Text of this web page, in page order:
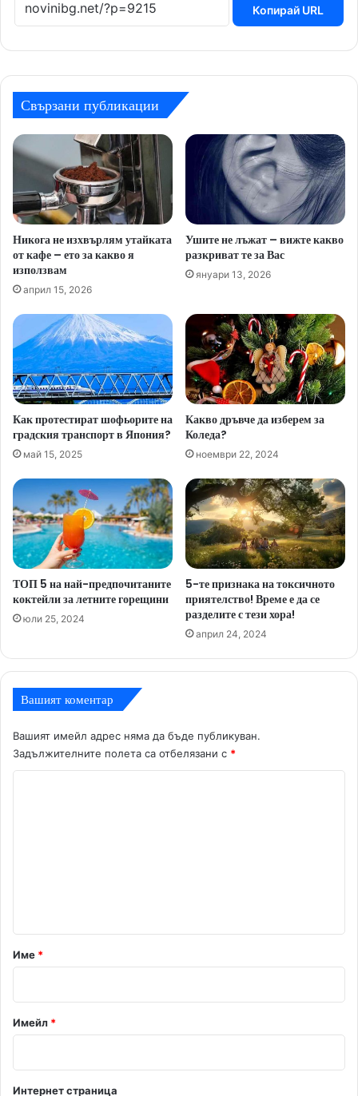
Копирай URL
Свързани публикации
Никога не изхвърлям утайката
от кафе – ето за какво я
използвам
април 15, 2026
Ушите не лъжат – вижте какво
разкриват те за Вас
януари 13, 2026
Как протестират шофьорите на
градския транспорт в Япония?
май 15, 2025
Какво дръвче да изберем за
Коледа?
ноември 22, 2024
ТОП 5 на най-предпочитаните
коктейли за летните горещини
юли 25, 2024
5-те признака на токсичното
приятелство! Време е да се
разделите с тези хора!
април 24, 2024
Вашият коментар
Вашият имейл адрес няма да бъде публикуван.
Задължителните полета са отбелязани с *
р
:
*
Име *
Имейл *
Интернет страница